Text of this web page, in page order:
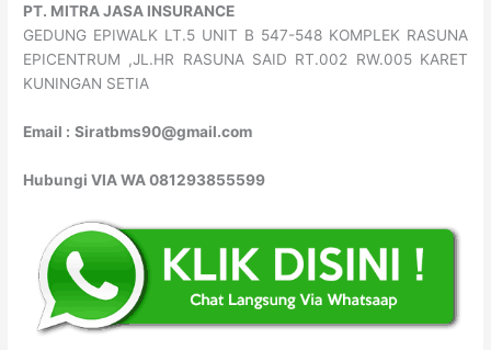
PT. MITRA JASA INSURANCE
GEDUNG EPIWALK LT.5 UNIT B 547-548 KOMPLEK RASUNA
EPICENTRUM ,JL.HR RASUNA SAID RT.002 RW.005 KARET
KUNINGAN SETIA
Email : Siratbms90@gmail.com
Hubungi VIA WA 081293855599